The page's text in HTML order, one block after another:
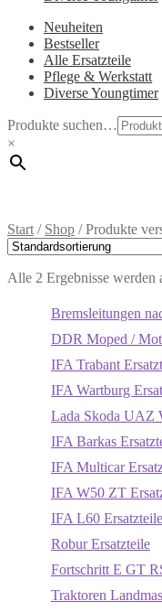
Neuheiten
Bestseller
Alle Ersatzteile
Pflege & Werkstatt
Diverse Youngtimer
Produkte suchen…
×
Start / Shop /Produkte
Alle 2 Ergebnisse werden
Bremsleitungen
DDR Moped /
IFA Trabant
IFA Wartburg
Lada Skoda UAZ
IFA Barkas
IFA Multicar
IFA W50 ZT
IFA L60 Ersatzteile
Robur Ersatzteile
Fortschritt E GT
Traktoren